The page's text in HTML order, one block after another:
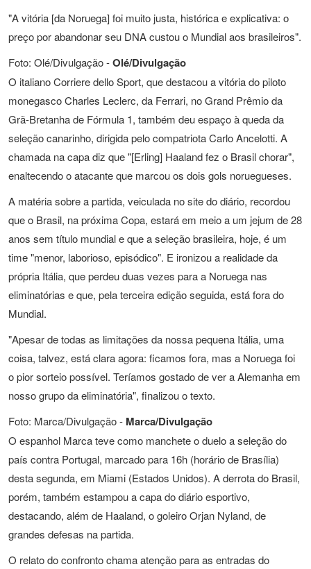
"A vitória [da Noruega] foi muito justa, histórica e explicativa: o
preço por abandonar seu DNA custou o Mundial aos brasileiros".
Foto: Olé/Divulgação -Olé/Divulgação
O italiano Corriere dello Sport, que destacou a vitória do piloto
monegasco Charles Leclerc, da Ferrari, no Grand Prêmio da
Grã-Bretanha de Fórmula 1, também deu espaço à queda da
seleção canarinho, dirigida pelo compatriota Carlo Ancelotti. A
chamada na capa diz que "[Erling] Haaland fez o Brasil chorar",
enaltecendo o atacante que marcou os dois gols noruegueses.
A matéria sobre a partida, veiculada no site do diário, recordou
que o Brasil, na próxima Copa, estará em meio a um jejum de 28
anos sem título mundial e que a seleção brasileira, hoje, é um
time "menor, laborioso, episódico". E ironizou a realidade da
própria Itália, que perdeu duas vezes para a Noruega nas
eliminatórias e que, pela terceira edição seguida, está fora do
Mundial.
"Apesar de todas as limitações da nossa pequena Itália, uma
coisa, talvez, está clara agora: ficamos fora, mas a Noruega foi
o pior sorteio possível. Teríamos gostado de ver a Alemanha em
nosso grupo da eliminatória", finalizou o texto.
Foto: Marca/Divulgação - Marca/Divulgação
O espanhol Marca teve como manchete o duelo a seleção do
país contra Portugal, marcado para 16h (horário de Brasília)
desta segunda, em Miami (Estados Unidos). A derrota do Brasil,
porém, também estampou a capa do diário esportivo,
destacando, além de Haaland, o goleiro Orjan Nyland, de
grandes defesas na partida.
O relato do confronto chama atenção para as entradas do